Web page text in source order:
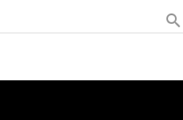
search